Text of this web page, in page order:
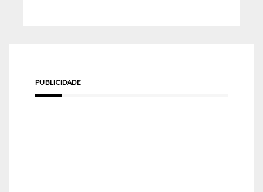
PUBLICIDADE